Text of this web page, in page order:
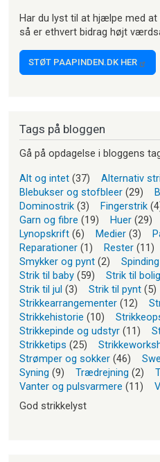
Har du lyst til at hjælpe med at
så er ethvert bidrag højt
STØT PAAPINDEN.DK HER
Tags på bloggen
Gå på opdagelse i bloggens
Alt og intet (37) Alternativ
Blebukser og stofbleer (29)
Dominostrik (3) Fingerstrik
Garn og fibre (19) Huer (29)
Lynopskrift (6) Medier (3)
Reparationer (1) Rester (11)
Smykker og pynt (2) Spinding
Strik til baby (59) Strik til
Strik til jul (3) Strik til pynt (5)
Strikkearrangementer (12)
Strikkehistorie (10)
Strikkepinde og udstyr (11)
Strikketips (25)
Strømper og sokker (46)
Syning (9) Trædrejning (2)
Vanter og pulsvarmere (11)
God strikkelyst